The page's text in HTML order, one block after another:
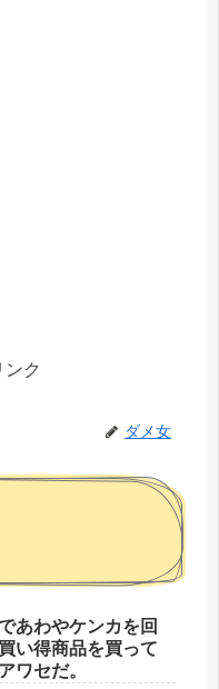
ンク
ダメ女
あわやケンカを回
い得商品を買って
ワセだ。